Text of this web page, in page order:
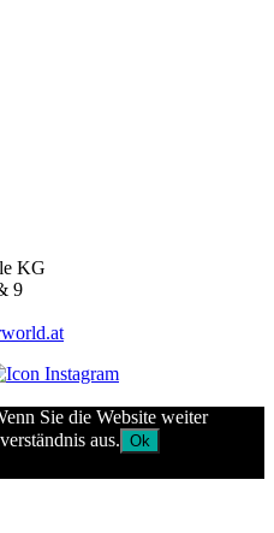
KG
9
Sie die Website weiter
aus. Ok